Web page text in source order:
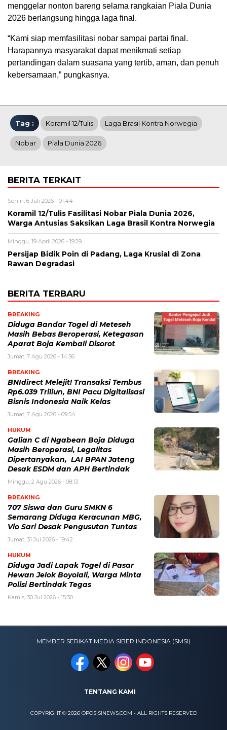
menggelar nonton bareng selama rangkaian Piala Dunia
2026 berlangsung hingga laga final.
“Kami siap memfasilitasi nobar sampai partai final.
Harapannya masyarakat dapat menikmati setiap
pertandingan dalam suasana yang tertib, aman, dan penuh
kebersamaan,” pungkasnya.
Tag : Koramil 12/Tulis Laga Brasil Kontra Norwegia
Nobar Piala Dunia 2026
BERITA TERKAIT
Senin, 6 Juli 2026 - 01:44
Koramil 12/Tulis Fasilitasi Nobar Piala Dunia 2026,
Warga Antusias Saksikan Laga Brasil Kontra Norwegia
Minggu, 19 April 2026 - 19:29
Persijap Bidik Poin di Padang, Laga Krusial di Zona
Rawan Degradasi
BERITA TERBARU
BREAKING
Diduga Bandar Togel di Meteseh
Masih Bebas Beroperasi, Ketegasan
Aparat Boja Kembali Disorot
Jumat, 7 Agu 2026 - 14:56
BREAKING
BNIdirect Melejit! Transaksi Tembus
Rp6.039 Triliun, BNI Pacu Digitalisasi
Bisnis Indonesia Naik Kelas
Jumat, 7 Agu 2026 - 09:54
HUKUM
Galian C di Ngabean Boja Diduga
Masih Beroperasi, Legalitas
Dipertanyakan, LAI BPAN Jateng
Desak ESDM dan APH Bertindak
Minggu, 2 Agu 2026 - 08:13
BREAKING
707 Siswa dan Guru SMKN 6
Semarang Diduga Keracunan MBG,
Vio Sari Desak Pengusutan Tuntas
Jumat, 31 Jul 2026 - 19:42
HUKUM
Diduga Jadi Lapak Togel di Pasar
Hewan Jelok Boyolali, Warga Minta
Polisi Bertindak Tegas
Kamis, 30 Jul 2026 - 15:30
MEMBER SERIKAT MEDIA SIBER INDONESIA (SMSI)
TENTANG KAMI
COPYRIGHT © 2026 OPOSISINEWS.COM - ALL RIGHTS RESERVED